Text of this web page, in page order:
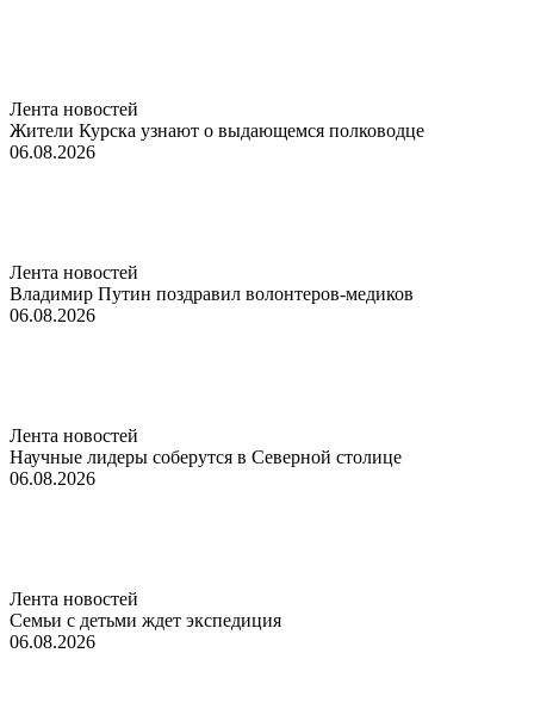
Лента новостей
Жители Курска узнают о выдающемся полководце
06.08.2026
Лента новостей
Владимир Путин поздравил волонтеров-медиков
06.08.2026
Лента новостей
Научные лидеры соберутся в Северной столице
06.08.2026
Лента новостей
Семьи с детьми ждет экспедиция
06.08.2026